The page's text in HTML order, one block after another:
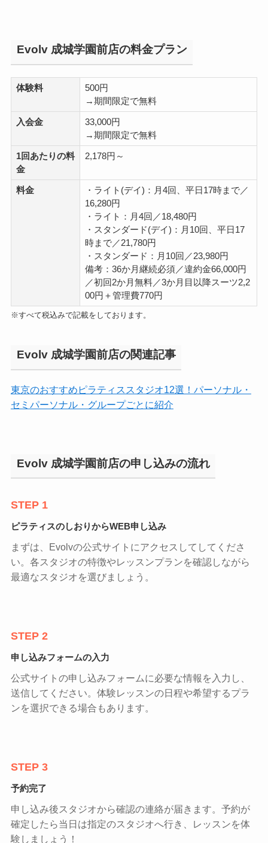
Evolv 成城学園前店の料金プラン
体験料
500円
→期間限定で無料
入会金
33,000円
→期間限定で無料
1回あたりの料
金
2,178円～
料金
・ライト(デイ)：月4回、平日17時まで／
16,280円
・ライト：月4回／18,480円
・スタンダード(デイ)：月10回、平日17
時まで／21,780円
・スタンダード：月10回／23,980円
備考：36か月継続必須／違約金66,000円
／初回2か月無料／3か月目以降スーツ2,2
00円＋管理費770円
※すべて税込みで記載をしております。
Evolv 成城学園前店の関連記事
東京のおすすめピラティススタジオ12選！パーソナル・
セミパーソナル・グループごとに紹介
Evolv 成城学園前店の申し込みの流れ
STEP 1
ピラティスのしおりからWEB申し込み
まずは、Evolvの公式サイトにアクセスしてしてくださ
い。各スタジオの特徴やレッスンプランを確認しながら
最適なスタジオを選びましょう。
STEP 2
申し込みフォームの入力
公式サイトの申し込みフォームに必要な情報を入力し、
送信してください。体験レッスンの日程や希望するプラ
ンを選択できる場合もあります。
STEP 3
予約完了
申し込み後スタジオから確認の連絡が届きます。予約が
確定したら当日は指定のスタジオへ行き、レッスンを体
験しましょう！